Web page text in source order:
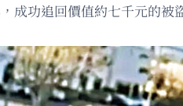
成功追回價值約七千元的